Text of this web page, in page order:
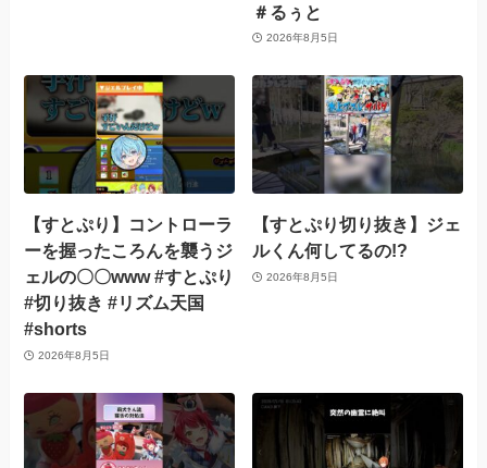
＃るぅと
2026年8月5日
【すとぷり】コントローラ
ーを握ったころんを襲うジ
ェルの〇〇www #すとぷり
#切り抜き #リズム天国
#shorts
2026年8月5日
【すとぷり切り抜き】ジェ
ルくん何してるの!?
2026年8月5日